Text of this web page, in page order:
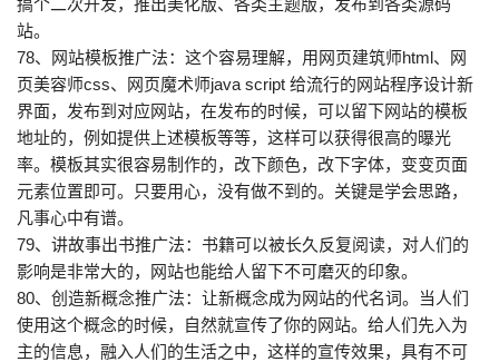
搞个二次开发，推出美化版、各类主题版，发布到各类源码
站。
78、网站模板推广法：这个容易理解，用网页建筑师html、网
页美容师css、网页魔术师java script 给流行的网站程序设计新
界面，发布到对应网站，在发布的时候，可以留下网站的模板
地址的，例如提供上述模板等等，这样可以获得很高的曝光
率。模板其实很容易制作的，改下颜色，改下字体，变变页面
元素位置即可。只要用心，没有做不到的。关键是学会思路，
凡事心中有谱。
79、讲故事出书推广法：书籍可以被长久反复阅读，对人们的
影响是非常大的，网站也能给人留下不可磨灭的印象。
80、创造新概念推广法：让新概念成为网站的代名词。当人们
使用这个概念的时候，自然就宣传了你的网站。给人们先入为
主的信息，融入人们的生活之中，这样的宣传效果，具有不可